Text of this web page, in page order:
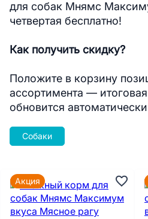
для собак Мнямс
четвертая бесплатно!
Как получить скидку?
Положите в корзину
ассортимента —
обновится
Собаки
Акция